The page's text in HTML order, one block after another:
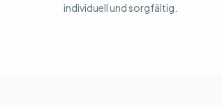
individuell und sorgfältig.